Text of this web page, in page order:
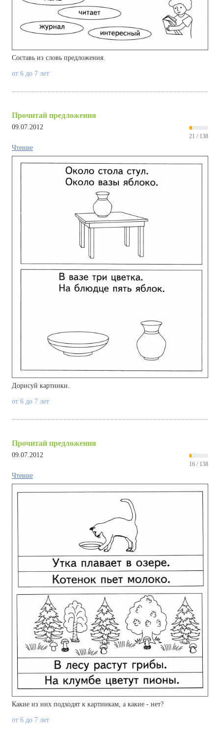
Составь из словь предложения.
от 6 до 7 лет
Прочитай предложения
09.07.2012
21 / 138
Чтение
Дорисуй картинки.
от 6 до 7 лет
Прочитай предложения
09.07.2012
16 / 138
Чтение
Какие из них подходят к картинкам, а какие - нет?
от 6 до 7 лет